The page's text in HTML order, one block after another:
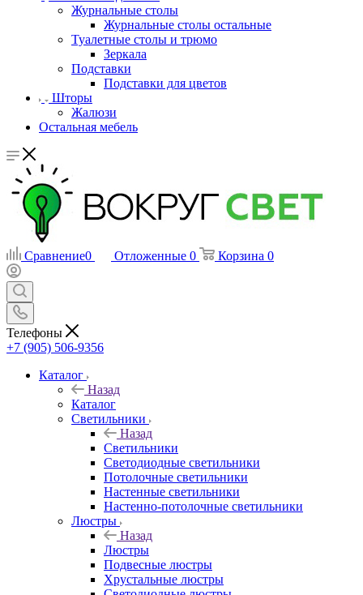
Журнальные столы
Журнальные столы остальные
Туалетные столы и трюмо
Зеркала
Подставки
Подставки для цветов
Шторы
Жалюзи
Остальная мебель
Сравнение0 Отложенные 0 Корзина 0
Телефоны
+7 (905) 506-9356
Каталог
Назад
Каталог
Светильники
Назад
Светильники
Светодиодные светильники
Потолочные светильники
Настенные светильники
Настенно-потолочные светильники
Люстры
Назад
Люстры
Подвесные люстры
Хрустальные люстры